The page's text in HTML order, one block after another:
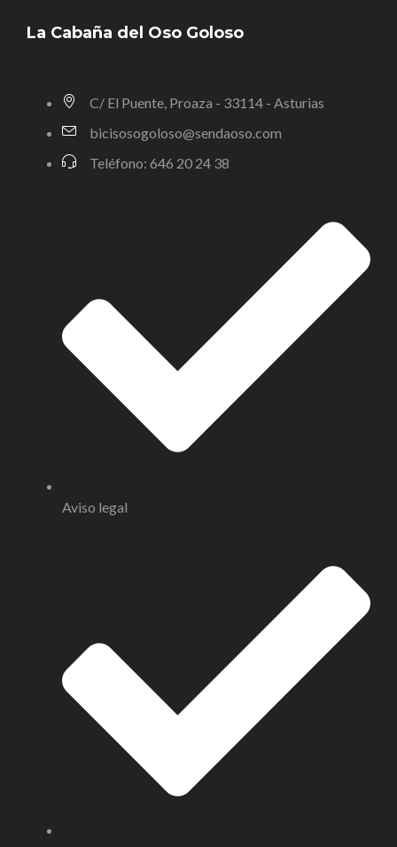
La Cabaña del Oso Goloso
C/ El Puente, Proaza - 33114 - Asturias
bicisosogoloso@sendaoso.com
Teléfono: 646 20 24 38
Aviso legal